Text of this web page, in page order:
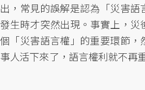
出，常見的誤解是認為「災害語
發生時才突然出現。事實上，災
個「災害語言權」的重要環節，
事人活下來了，語言權利就不再